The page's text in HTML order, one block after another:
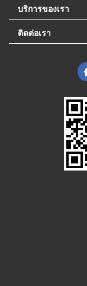
บริการของเรา
ติดต่อเรา